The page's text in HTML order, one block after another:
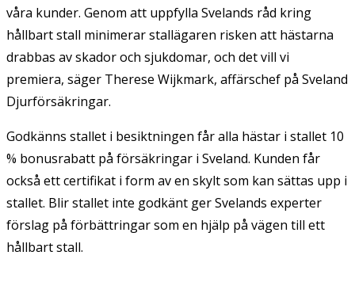
våra kunder. Genom att uppfylla Svelands råd kring
hållbart stall minimerar stallägaren risken att hästarna
drabbas av skador och sjukdomar, och det vill vi
premiera, säger Therese Wijkmark, affärschef på Sveland
Djurförsäkringar.
Godkänns stallet i besiktningen får alla hästar i stallet 10
% bonusrabatt på försäkringar i Sveland. Kunden får
också ett certifikat i form av en skylt som kan sättas upp i
stallet. Blir stallet inte godkänt ger Svelands experter
förslag på förbättringar som en hjälp på vägen till ett
hållbart stall.